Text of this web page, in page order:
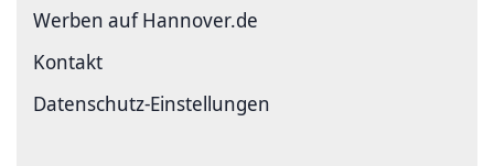
Werben auf Hannover.de
Kontakt
Datenschutz-Einstellungen